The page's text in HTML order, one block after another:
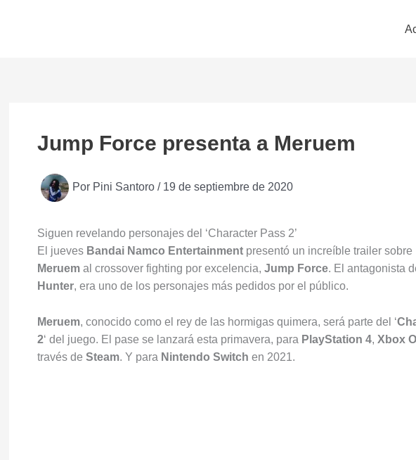
Jump Force presenta a Meruem
Por Pini Santoro / 19 de septiembre de 2020
Siguen revelando personajes del ‘Character Pass 2’
El jueves Bandai Namco Entertainment presentó un increíble trailer
Meruem al crossover fighting por excelencia, Jump Force. El antagonista
Hunter, era uno de los personajes más pedidos por el público.
Meruem, conocido como el rey de las hormigas quimera, será parte del ‘
2‘ del juego. El pase se lanzará esta primavera, para PlayStation 4, Xbox
través de Steam. Y para Nintendo Switch en 2021.